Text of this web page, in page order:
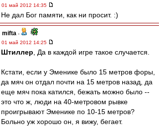
01 май 2012 14:35
Не дал Бог памяти, как ни просит. :)
mifta -
01 май 2012 14:25
Штиллер , Да в каждой игре такое случается.
Кстати, если у Эменике было 15 метров форы,
да мяч он отдал почти на 15 метров назад, да
еще мяч пока катился, бежать можно было --
это что ж, люди на 40-метровом рывке
проигрывают Эменике по 10-15 метров?
Больно уж хорошо он, я вижу, бегает.